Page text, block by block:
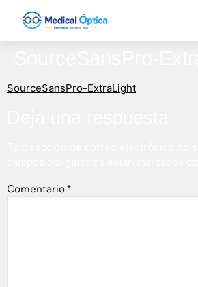
SourceSansPro-ExtraLight
Comentario*